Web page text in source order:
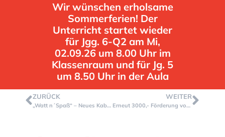
Wir wünschen erholsame
Sommerferien! Der
Unterricht startet wieder
für Jgg. 6-Q2 am Mi,
02.09.26 um 8.00 Uhr im
Klassenraum und für Jg. 5
um 8.50 Uhr in der Aula
ZURÜCK
„Watt n´Spaß“ – Neues Kabarettprogramm startet am Freitag, 24.05.24 um 19.00 Uhr in der Aula
WEITER
Erneut 3000,- Förderung von der Sparkasse für unsere „grüne Schule“ erhalten